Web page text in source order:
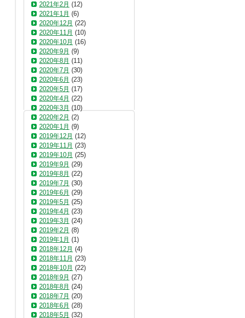
2021年2月 (12)
2021年1月 (6)
2020年12月 (22)
2020年11月 (10)
2020年10月 (16)
2020年9月 (9)
2020年8月 (11)
2020年7月 (30)
2020年6月 (23)
2020年5月 (17)
2020年4月 (22)
2020年3月 (10)
2020年2月 (2)
2020年1月 (9)
2019年12月 (12)
2019年11月 (23)
2019年10月 (25)
2019年9月 (29)
2019年8月 (22)
2019年7月 (30)
2019年6月 (29)
2019年5月 (25)
2019年4月 (23)
2019年3月 (24)
2019年2月 (8)
2019年1月 (1)
2018年12月 (4)
2018年11月 (23)
2018年10月 (22)
2018年9月 (27)
2018年8月 (24)
2018年7月 (20)
2018年6月 (28)
2018年5月 (32)